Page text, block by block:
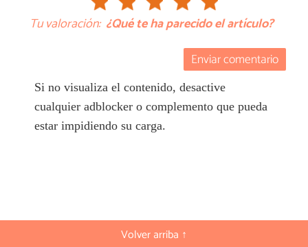
Tu valoración: ¿Qué te ha parecido el artículo?
Enviar comentario
Si no visualiza el contenido, desactive
cualquier adblocker o complemento que pueda
estar impidiendo su carga.
Volver arriba ↑